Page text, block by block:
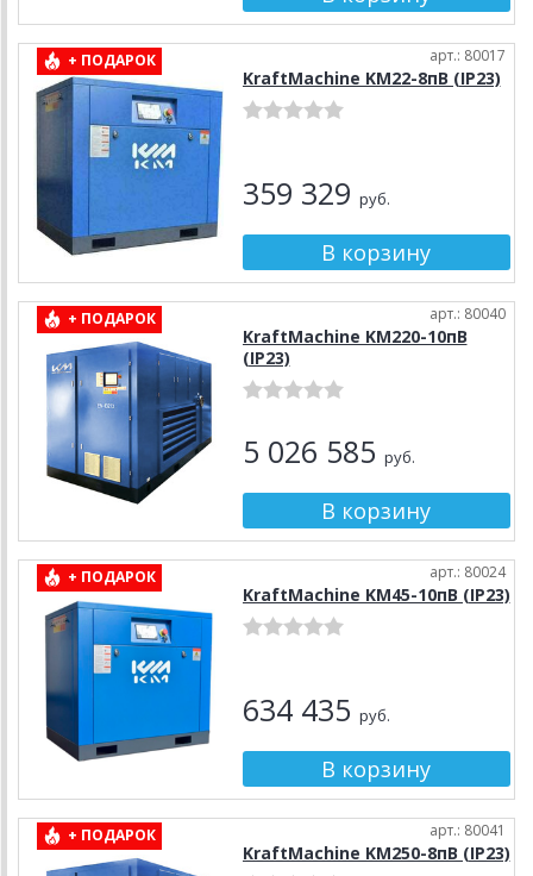
+ ПОДАРОК арт.: 80017
KraftMachine KM22-8пВ (IP23)
359 329 руб.
+ ПОДАРОК арт.: 80040
KraftMachine KM220-10пВ
(IP23)
5 026 585 руб.
+ ПОДАРОК арт.: 80024
KraftMachine KM45-10пВ (IP23)
634 435 руб.
+ ПОДАРОК арт.: 80041
KraftMachine KM250-8пВ (IP23)